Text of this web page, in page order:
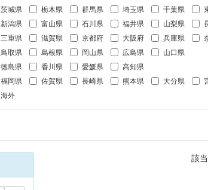
茨城県 栃木県 群馬県 埼玉県 千葉県
新潟県 富山県 石川県 福井県 山梨県
三重県 滋賀県 京都府 大阪府 兵庫県
鳥取県 島根県 岡山県 広島県
山口県
徳島県 香川県 愛媛県
高知県
福岡県 佐賀県 長崎県 熊本県 大分県
海外
該